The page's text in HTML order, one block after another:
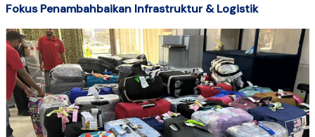
Fokus Penambahbaikan Infrastruktur & Logistik